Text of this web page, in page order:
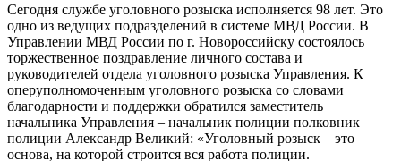
Сегодня службе уголовного розыска исполняется 98 лет. Это
одно из ведущих подразделений в системе МВД России. В
Управлении МВД России по г. Новороссийску состоялось
торжественное поздравление личного состава и
руководителей отдела уголовного розыска Управления. К
оперуполномоченным уголовного розыска со словами
благодарности и поддержки обратился заместитель
начальника Управления – начальник полиции полковник
полиции Александр Великий: «Уголовный розыск – это
основа, на которой строится вся работа полиции.